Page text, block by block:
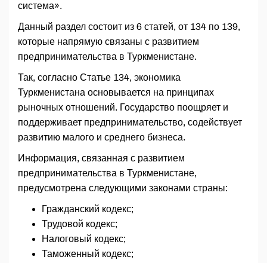
система».
Данный раздел состоит из 6 статей, от 134 по 139,
которые напрямую связаны с развитием
предпринимательства в Туркменистане.
Так, согласно Статье 134, экономика
Туркменистана основывается на принципах
рыночных отношений. Государство поощряет и
поддерживает предпринимательство, содействует
развитию малого и среднего бизнеса.
Информация, связанная с развитием
предпринимательства в Туркменистане,
предусмотрена следующими законами страны:
Гражданский кодекс;
Трудовой кодекс;
Налоговый кодекс;
Таможенный кодекс;